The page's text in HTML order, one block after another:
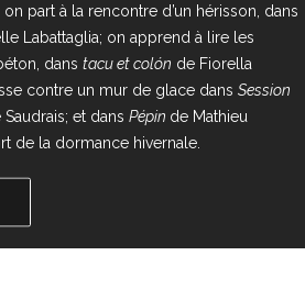
on part à la rencontre d’un hérisson, dans
Labattaglia; on apprend à lire les
danstacu et colón de Fiorella
contre un mur de glace dansSession
Saudrais; et dansPépin de Mathieu
de la dormance hivernale.